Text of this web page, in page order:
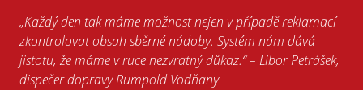
„Každý den tak máme možnost nejen v případě reklamací
zkontrolovat obsah sběrné nádoby. Systém nám dává
jistotu, že máme v ruce nezvratný důkaz.“ – Libor Petrášek,
dispečer dopravy Rumpold Vodňany